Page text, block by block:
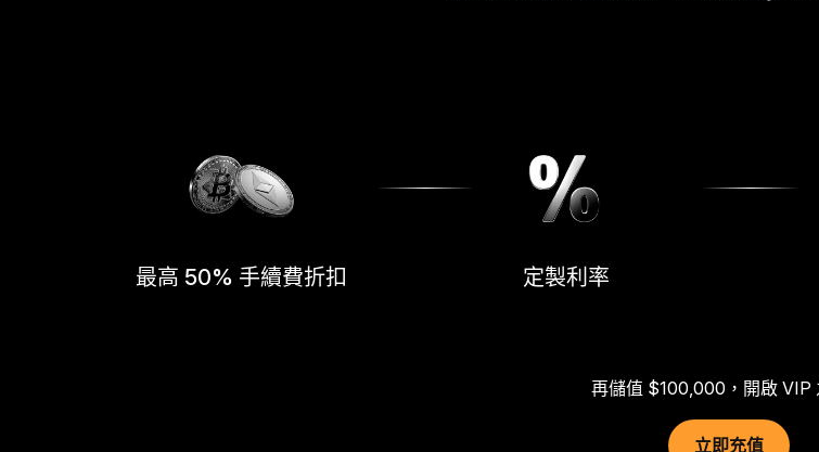
最高 50% 手續費折扣 定製利率
再儲值 $100,000，開啟 VIP
立即充值